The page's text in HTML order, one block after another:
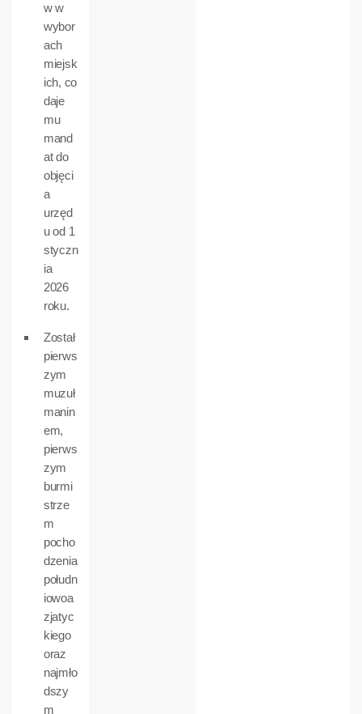
w w
wybor
ach
miejsk
ich, co
daje
mu
mand
at do
objęci
a
urzęd
u od 1
styczn
ia
2026
roku.
Został
pierws
zym
muzuł
manin
em,
pierws
zym
burmi
strze
m
pocho
dzenia
połudn
iowoa
zjatyc
kiego
oraz
najmło
dszy
m